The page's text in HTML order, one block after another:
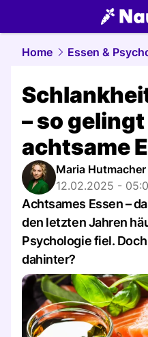
food.NAU.ch
Home Essen &
– so
achtsame
Maria Hutmacher
12.02.2025 -
Achtsames Essen –
den letzten Jahren
Psychologie fiel.
dahinter?